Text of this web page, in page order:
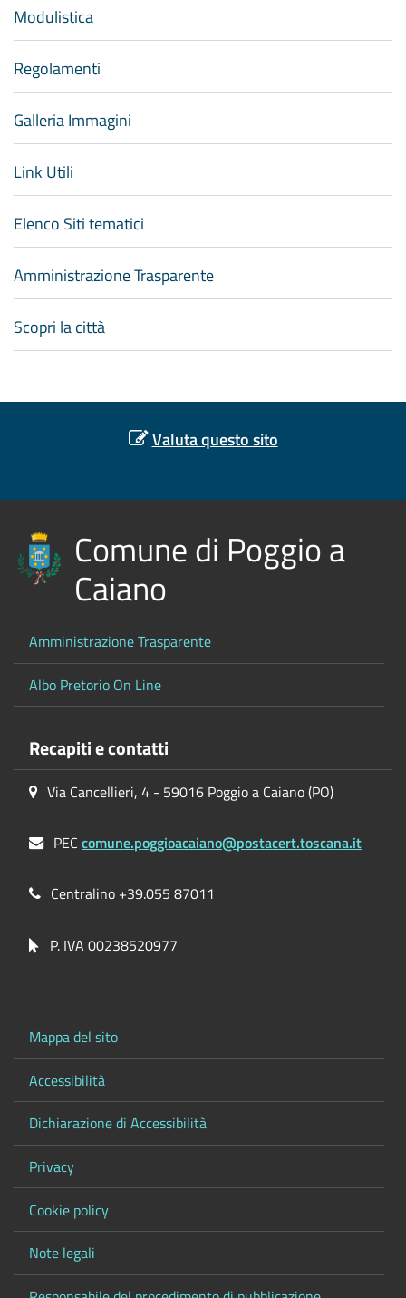
Modulistica
Regolamenti
Galleria Immagini
Link Utili
Elenco Siti tematici
Amministrazione Trasparente
Scopri la città
Valuta questo sito
Comune di Poggio a
Caiano
Amministrazione Trasparente
Albo Pretorio On Line
Recapiti e contatti
Via Cancellieri, 4 - 59016 Poggio a Caiano (PO)
PECcomune.poggioacaiano@postacert.toscana.it
Centralino +39.055 87011
P. IVA 00238520977
Mappa del sito
Accessibilità
Dichiarazione di Accessibilità
Privacy
Cookie policy
Note legali